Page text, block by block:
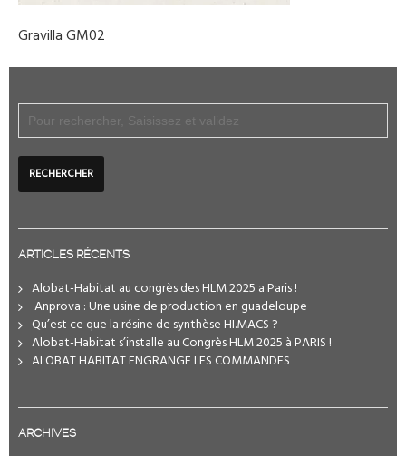
Gravilla GM02
ARTICLES RÉCENTS
Alobat-Habitat au congrès des HLM 2025 a Paris !
️ Anprova : Une usine de production en guadeloupe
Qu’est ce que la résine de synthèse HI.MACS ?
Alobat-Habitat s’installe au Congrès HLM 2025 à PARIS !
ALOBAT HABITAT ENGRANGE LES COMMANDES
ARCHIVES